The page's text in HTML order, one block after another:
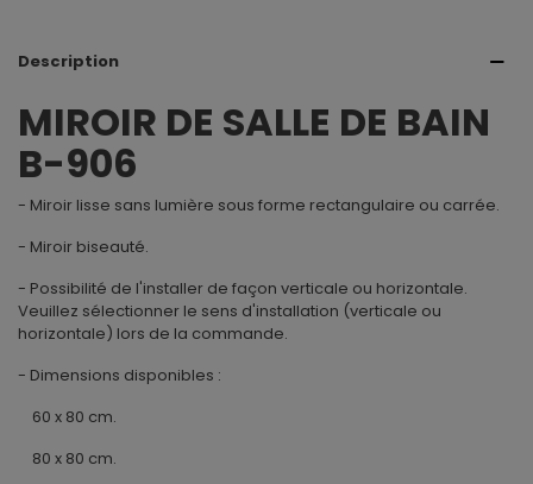
Description
MIROIR DE SALLE DE BAIN
B-906
- Miroir lisse sans lumière sous forme rectangulaire ou carrée.
- Miroir biseauté.
- Possibilité de l'installer de façon verticale ou horizontale.
Veuillez sélectionner le sens d'installation (verticale ou
horizontale) lors de la commande.
- Dimensions disponibles :
60 x 80 cm.
80 x 80 cm.